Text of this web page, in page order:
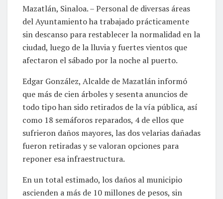
Mazatlán, Sinaloa. – Personal de diversas áreas
del Ayuntamiento ha trabajado prácticamente
sin descanso para restablecer la normalidad en la
ciudad, luego de la lluvia y fuertes vientos que
afectaron el sábado por la noche al puerto.
Edgar González, Alcalde de Mazatlán informó
que más de cien árboles y sesenta anuncios de
todo tipo han sido retirados de la vía pública, así
como 18 semáforos reparados, 4 de ellos que
sufrieron daños mayores, las dos velarias dañadas
fueron retiradas y se valoran opciones para
reponer esa infraestructura.
En un total estimado, los daños al municipio
ascienden a más de 10 millones de pesos, sin